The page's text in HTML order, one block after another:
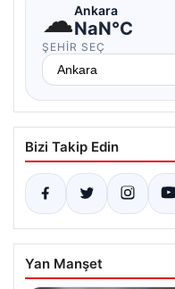
☁Ankara
NaN°C
ŞEHIR SEÇ
Bizi Takip Edin
Yan Manşet